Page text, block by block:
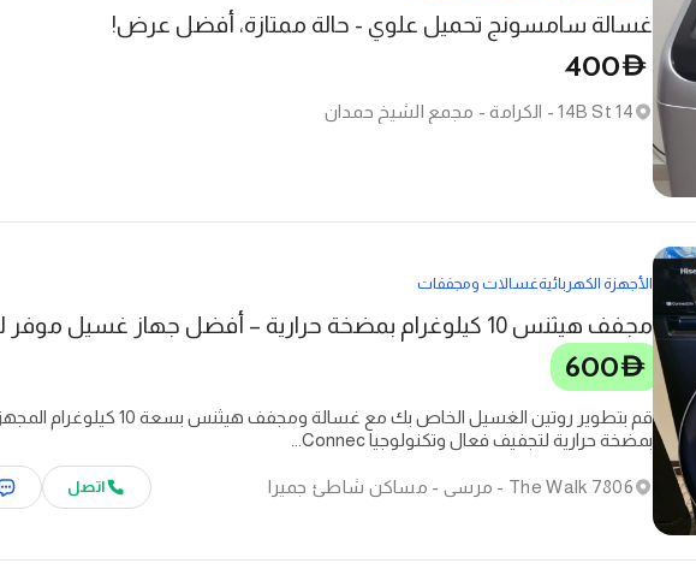
غسالة سامسونج تحميل علوي - حالة ممتازة، أفضل عرض!
D
400
14 14B St - الكرامة - مجمع الشيخ حمدان
الأجهزة الكهربائيةغسالات ومجففات
D
600
قم بتطویر روتین الغسیل الخاص بك مع غسالة ومجفف هیثنس بسعة 10
بمضخة حراریة لتجفیف فعال وتكنولوجیا Connec...
7806 The Walk - مرسى - مساكن شاطئ جميرا اتصل